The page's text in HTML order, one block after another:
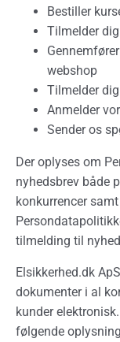
Bestiller
Tilmelder
webshop
Tilmelder
Anmelder
Sender os
Der oplyses om
nyhedsbrev både
konkurrencer
tilmelding til
Elsikkerhed.dk
dokumenter i al
kunder
følgende